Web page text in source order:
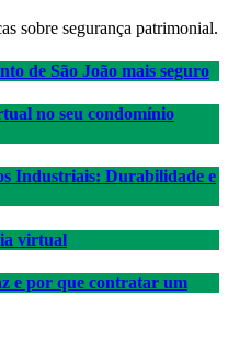
sobre segurança patrimonial.
de São João mais seguro
no seu condomínio
Industriais: Durabilidade e
virtual
e por que contratar um